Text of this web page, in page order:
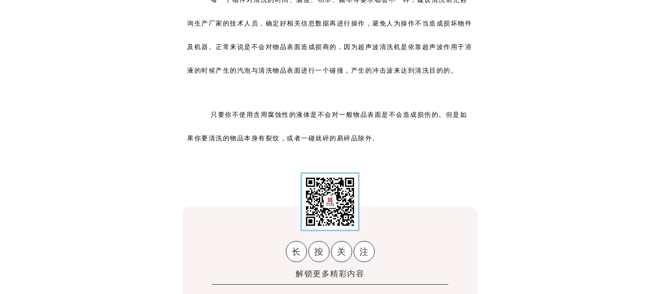
询生产厂家的技术人员，确定好相关信息数据再进行操作，避免人为操作不当造成损坏物件
及机器。正常来说是不会对物品表面造成损商的，因为超声波清洗机是依靠超声波作用于溶
液的时候产生的汽泡与清洗物品表面进行一个碰撞，产生的冲击波来达到清洗目的的。
只要你不使用含用腐蚀性的液体是不会对一般物品表面是不会造成损伤的。但是如
果你要清洗的物品本身有裂纹，或者一碰就碎的易碎品除外。
长 按 关 注
解锁更多精彩内容